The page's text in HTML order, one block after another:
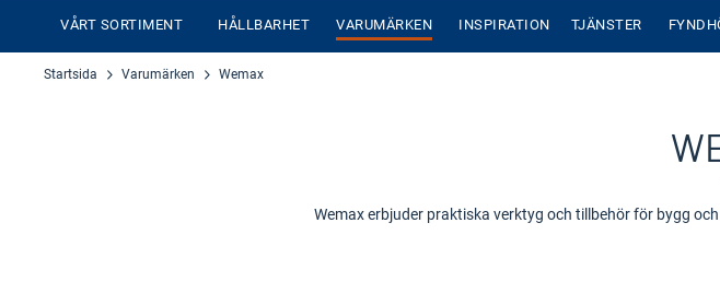
VÅRT SORTIMENT HÅLLBARHET VARUMÄRKEN INSPIRATION TJÄNSTER
Startsida Varumärken Wemax
Wemax erbjuder praktiska verktyg och tillbehör för bygg